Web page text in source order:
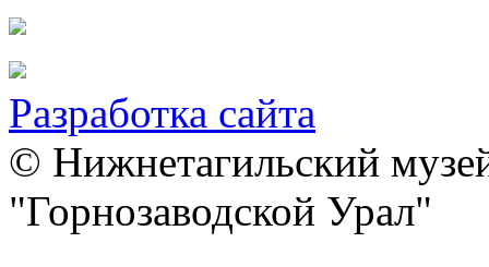
Разработка сайта
© Нижнетагильский
"Горнозаводской Урал"